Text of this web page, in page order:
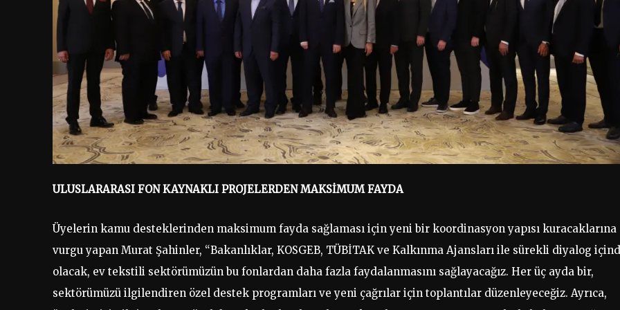
ULUSLARARASI FON KAYNAKLI PROJELERDEN MAKSİMUM FAYDA
Üyelerin kamu desteklerinden maksimum fayda sağlaması için yeni bir koordinasyon yapısı kuracaklarına
vurgu yapan Murat Şahinler, “Bakanlıklar, KOSGEB, TÜBİTAK ve Kalkınma Ajansları ile sürekli diyalog
olacak, ev tekstili sektörümüzün bu fonlardan daha fazla faydalanmasını sağlayacağız. Her üç ayda bir,
sektörümüzü ilgilendiren özel destek programları ve yeni çağrılar için toplantılar düzenleyeceğiz. Ayrıca,